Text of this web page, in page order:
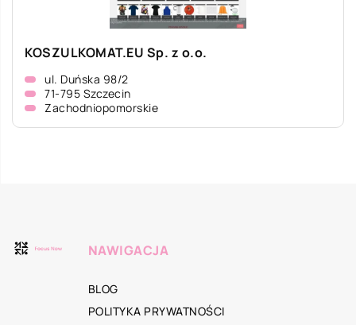
KOSZULKOMAT.EU Sp. z o.o.
ul. Duńska 98/2
71-795 Szczecin
Zachodniopomorskie
NAWIGACJA
BLOG
POLITYKA PRYWATNOŚCI